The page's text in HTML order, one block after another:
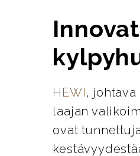
HEWI ,
laajan
ovat